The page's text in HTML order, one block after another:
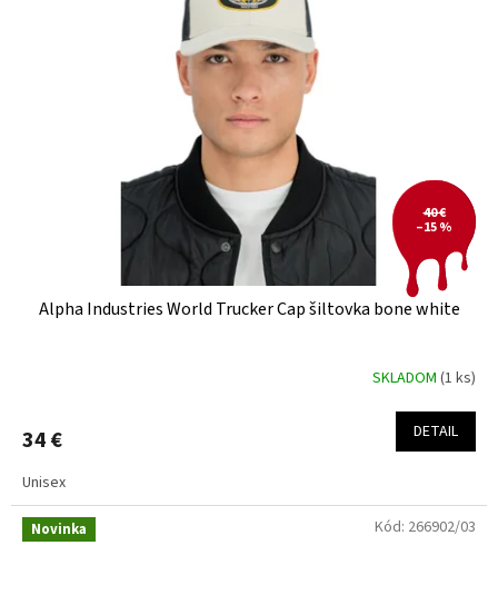
40 €
–15 %
Alpha Industries World Trucker Cap šiltovka bone white
SKLADOM (1 ks)
34 € DETAIL
Unisex
Novinka Kód: 266902/03